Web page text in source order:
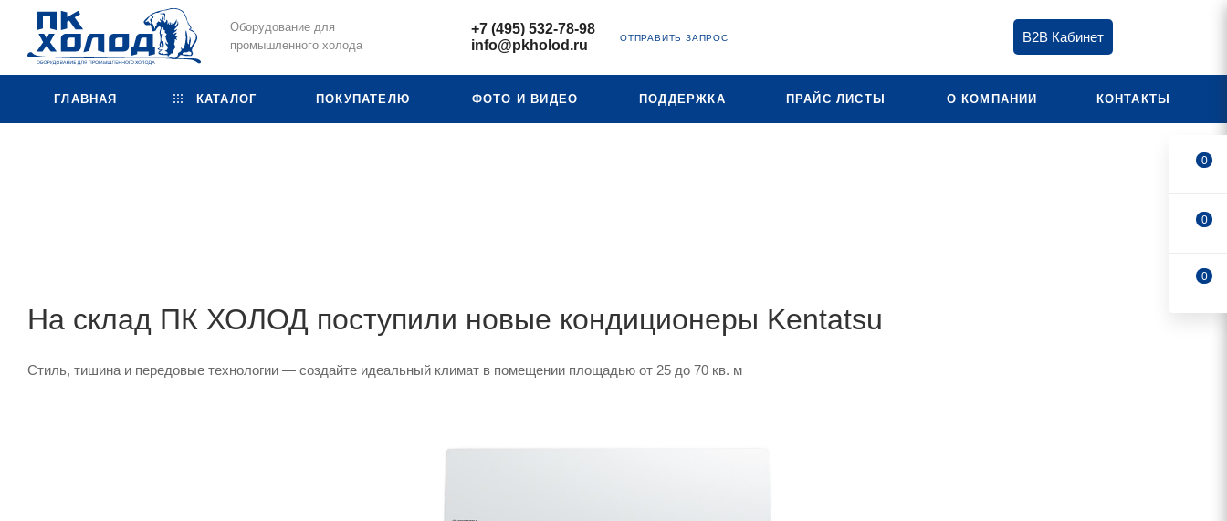
Оборудование для
промышленного холода
+7 (495) 532-78-98
info@pkholod.ru
ОТПРАВИТЬ ЗАПРОС B2B Кабинет
ГЛАВНАЯ КАТАЛОГ ПОКУПАТЕЛЮ ФОТО И ВИДЕО ПОДДЕРЖКА ПРАЙС ЛИСТЫ О КОМПАНИИ КОНТАКТЫ
На склад ПК ХОЛОД поступили новые кондиционеры Kentatsu
Стиль, тишина и передовые технологии — создайте идеальный климат в помещении площадью от 25 до 70 кв. м
0
0
0